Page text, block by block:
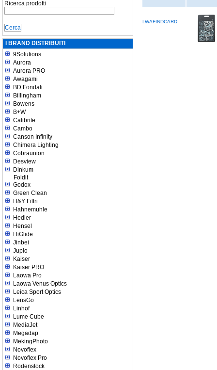
Ricerca prodotti
I BRAND DISTRIBUITI
9Solutions
Aurora
Aurora PRO
Awagami
BD Fondali
Billingham
Bowens
B+W
Calibrite
Cambo
Canson Infinity
Chimera Lighting
Cobraunion
Desview
Dinkum
Foldit
Godox
Green Clean
H&Y Filtri
Hahnemuhle
Hedler
Hensel
HiGlide
Jinbei
Jupio
Kaiser
Kaiser PRO
Laowa Pro
Laowa Venus Optics
Leica Sport Optics
LensGo
Linhof
Lume Cube
MediaJet
Megadap
MekingPhoto
Novoflex
Novoflex Pro
Rodenstock
LWAFINDCARD